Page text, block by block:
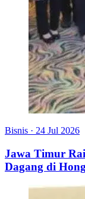
Bisnis · 24 Jul 2026
Jawa Timur
Dagang di